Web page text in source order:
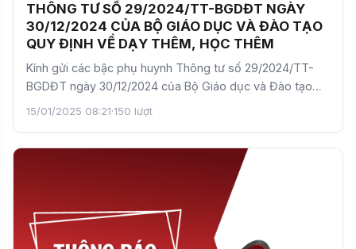
THÔNG TƯ SỐ 29/2024/TT-BGDĐT NGÀY
30/12/2024 CỦA BỘ GIÁO DỤC VÀ ĐÀO TẠO
QUY ĐỊNH VỀ DẠY THÊM, HỌC THÊM
Kính gửi các bậc phụ huynh Thông tư số 29/2024/TT-
BGDĐT ngày 30/12/2024 của Bộ Giáo dục và Đào tạo
quy định về…
15/01/2025 08:21·150 lượt